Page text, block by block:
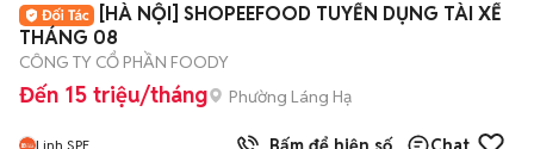
[HÀ NỘI] SHOPEEFOOD TUYỂN DỤNG TÀI XẾ
THÁNG 08
CÔNG TY CỔ PHẦN FOODY
Đến 15 triệu/tháng Phường Láng Hạ
Linh SPF